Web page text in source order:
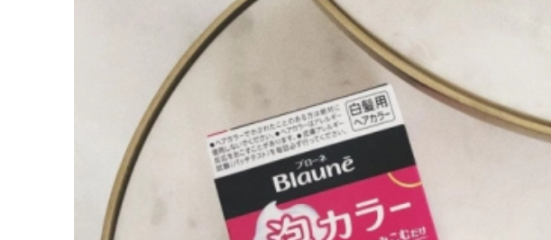
今日の星占い
「おいしいご飯で暑い夏を乗り切りた
い！」【カルディ】夏にぴったりのホ
ットな神商品14選